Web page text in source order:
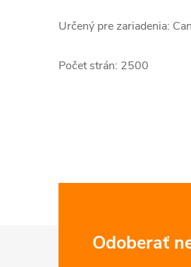
Určený pre zariadenia:
Počet strán: 2500
Odoberať